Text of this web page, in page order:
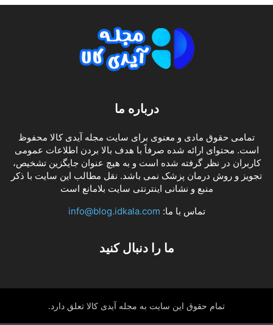
درباره ما
تمامی حقوق مادی و معنوی برای سایت مجله آیدی کالا محفوظ
است. محتوای ارائه شده صرفاً با هدف بالا بردن اطلاعات عمومی
کاربران در نظر گرفته شده است و به هیچ عنوان جایگزین تشخیص،
تجویز و روش درمان پزشک نمی باشد. نقل مطالب این سایت با ذکر
منبع و نشانی اینترنتی سایت بلامانع است
تماس با ما: info@blog.idkala.com
ما را دنبال کنید
تمام حقوق این سایت به مجله آیدی کالا تعلق دارد.